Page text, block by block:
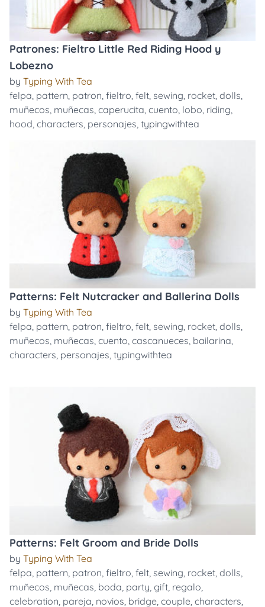
Patrones: Fieltro Little Red Riding Hood y
Lobezno
by Typing With Tea
felpa, pattern, patron, fieltro, felt, sewing, rocket, dolls,
muñecos, muñecas, caperucita, cuento, lobo, riding,
hood, characters, personajes, typingwithtea
Patterns: Felt Nutcracker and Ballerina Dolls
by Typing With Tea
felpa, pattern, patron, fieltro, felt, sewing, rocket, dolls,
muñecos, muñecas, cuento, cascanueces, bailarina,
characters, personajes, typingwithtea
Patterns: Felt Groom and Bride Dolls
by Typing With Tea
felpa, pattern, patron, fieltro, felt, sewing, rocket, dolls,
muñecos, muñecas, boda, party, gift, regalo,
celebration, pareja, novios, bridge, couple, characters,